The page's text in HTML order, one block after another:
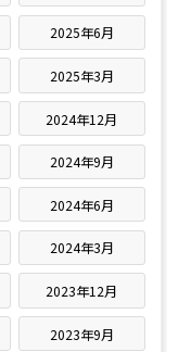
2025年6月
2025年3月
2024年12月
2024年9月
2024年6月
2024年3月
2023年12月
2023年9月